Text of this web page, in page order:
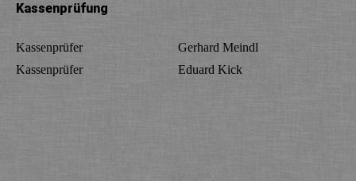
Kassenprüfung
Kassenprüfer
Gerhard Meindl
Kassenprüfer
Eduard Kick